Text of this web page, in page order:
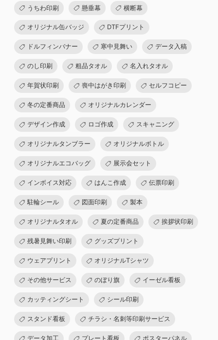
うちわ印刷 懸垂幕 横断幕
オリジナル缶バッジ DTFプリント
ドルフィンバナー 寒中見舞い データ入稿
のし印刷 粗品タオル 名入れタオル
年賀状印刷 喪中はがき印刷 セルフコピー
冬の定番商品 オリジナルカレンダー
デザイン作成 ロゴ作成 スキャニング
オリジナルタンブラー オリジナルボトル
オリジナルエコバッグ 展示会セット
インボイス対応 はんこ作成 伝票印刷
駐輪シール 図面印刷 製本
オリジナルタオル 夏の定番商品 挨拶状印刷
残暑見舞い印刷 グッズプリント
ウェアプリント オリジナルTシャツ
その他サービス のぼり旗 イーゼル看板
カッティングシート シール印刷
スタンド看板 チラシ・名刺等印刷サービス
データ加工 プレート看板 ポスターパネル